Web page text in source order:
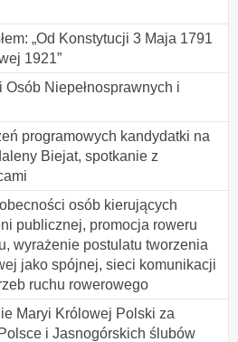
„Od Konstytucji 3 Maja 1791
1921”
Osób Niepełnosprawnych i
programowych kandydatki na
Biejat, spotkanie z
osób kierujących
publicznej, promocja roweru
wyrażenie postulatu tworzenia
jako spójnej, sieci komunikacji
ruchu rowerowego
Maryi Królowej Polski za
i Jasnogórskich ślubów